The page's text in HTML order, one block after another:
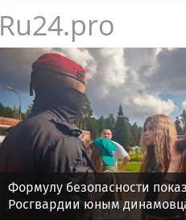
Ru24.pro
Формулу безопасности
Росгвардии юным